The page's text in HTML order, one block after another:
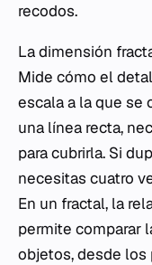
recodos.
La dimensión
Mide cómo el
escala a la que se
una línea recta,
para cubrirla. Si
necesitas cuatro
En un fractal, la
permite comparar
objetos, desde los